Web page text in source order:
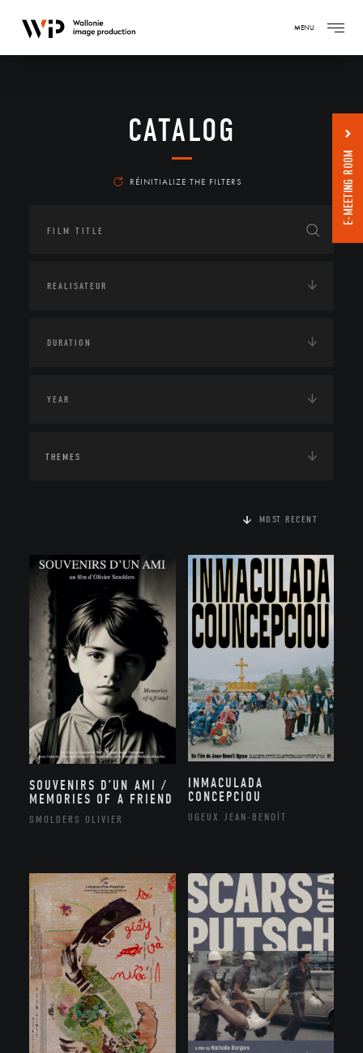
MENU
CATALOG
RÉINITIALIZE THE FILTERS
THEMES
MOST RECENT
SOUVENIRS D’UN AMI /
MEMORIES OF A FRIEND
SMOLDERS OLIVIER
INMACULADA
CONCEPCIOU
UGEUX JEAN-BENOÎT
E-MEETING ROOM